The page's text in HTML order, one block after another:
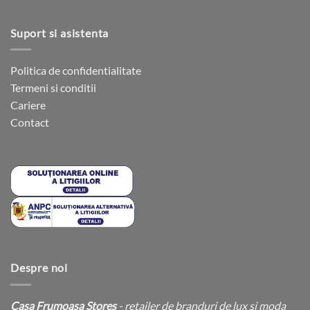
Suport si asistenta
Politica de confidentialitate
Termeni si conditii
Cariere
Contact
Despre noi
Casa Frumoasa Stores- retailer de branduri de lux si moda